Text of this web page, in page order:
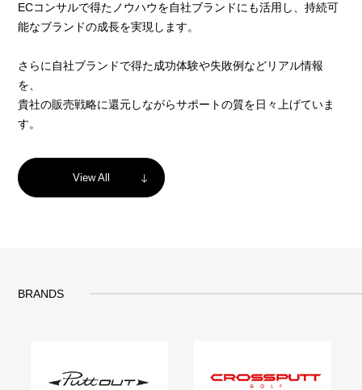
ECコンサルで得たノウハウを自社ブランドにも活用し、持続可
能なブランドの成長を実現します。
さらに自社ブランドで得た成功体験や失敗例などリアル情報
を、
貴社の販売戦略に還元しながらサポートの質を日々上げていま
す。
View All
BRANDS